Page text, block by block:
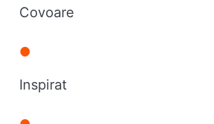
Covoare
Inspirat